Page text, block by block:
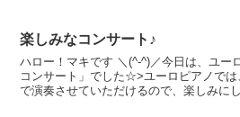
楽しみなコンサート♪
ハロー！マキです ＼(^-^)／今日は、ユー
コンサート」でした☆>ユーロピアノで
で演奏させていただけるので、楽しみに